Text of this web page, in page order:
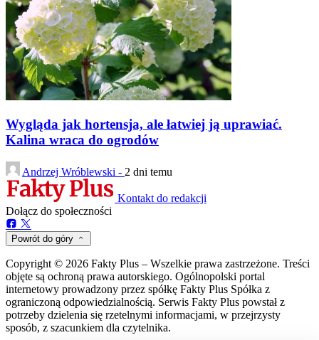
Wygląda jak hortensja, ale łatwiej ją uprawiać.
Kalina wraca do ogrodów
Andrzej Wróblewski - 2 dni temu
Kontakt do redakcji
Dołącz do społeczności
Powrót do góry
Copyright © 2026 Fakty Plus – Wszelkie prawa zastrzeżone. Treści
objęte są ochroną prawa autorskiego. Ogólnopolski portal
internetowy prowadzony przez spółkę Fakty Plus Spółka z
ograniczoną odpowiedzialnością. Serwis Fakty Plus powstał z
potrzeby dzielenia się rzetelnymi informacjami, w przejrzysty
sposób, z szacunkiem dla czytelnika.